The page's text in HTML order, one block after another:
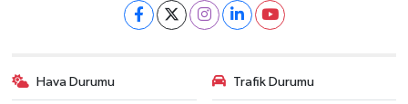
Hava Durumu Trafik Durumu